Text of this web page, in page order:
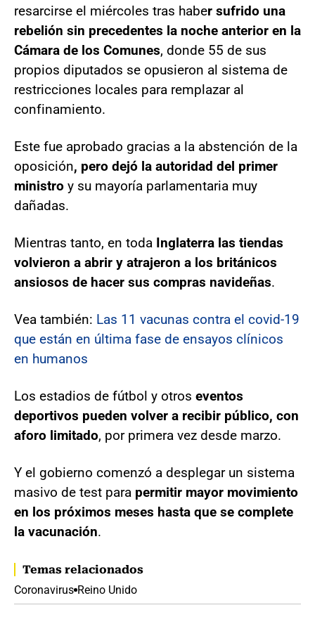
resarcirse el miércoles tras haber sufrido una
rebelión sin precedentes la noche anterior en la
Cámara de los Comunes, donde 55 de sus
propios diputados se opusieron al sistema de
restricciones locales para remplazar al
confinamiento.
Este fue aprobado gracias a la abstención de la
oposición, pero dejó la autoridad del primer
ministro y su mayoría parlamentaria muy
dañadas.
Mientras tanto, en toda Inglaterra las tiendas
volvieron a abrir y atrajeron a los británicos
ansiosos de hacer sus compras navideñas.
Vea también: Las 11 vacunas contra el covid-19
que están en última fase de ensayos clínicos
en humanos
Los estadios de fútbol y otros eventos
deportivos pueden volver a recibir público, con
aforo limitado, por primera vez desde marzo.
Y el gobierno comenzó a desplegar un sistema
masivo de test para permitir mayor movimiento
en los próximos meses hasta que se complete
la vacunación.
Temas relacionados
Coronavirus Reino Unido